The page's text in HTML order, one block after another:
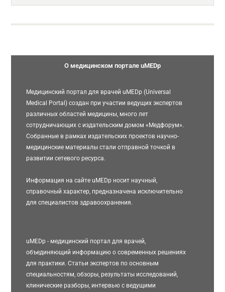
О медицинском портале uMEDp
Медицинский портал для врачей uMEDp (Universal
Medical Portal) создан при участии ведущих экспертов
различных областей медицины, много лет
сотрудничающих с издательским домом «Медфорум».
Собранные в рамках издательских проектов научно-
медицинские материалы стали отправной точкой в
развитии сетевого ресурса.
Информация на сайте uMEDp носит научный,
справочный характер, предназначена исключительно
для специалистов здравоохранения.
uMEDp - медицинский портал для врачей,
объединяющий информацию о современных решениях
для практики. Статьи экспертов по основным
специальностям, обзоры, результаты исследований,
клинические разборы, интервью с ведущими